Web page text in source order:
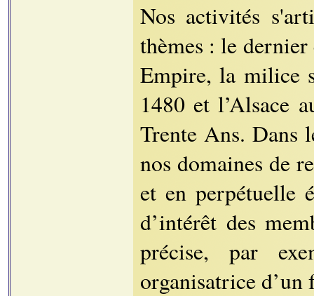
Nos activités
thèmes : le
Empire, la milice
1480 et l’Alsace
Trente Ans. Dans
nos domaines de
et en perpétuelle
d’intérêt des
précise, par
organisatrice d’un